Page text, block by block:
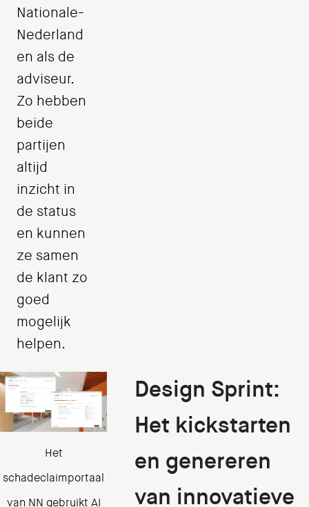
Nationale-
Nederland
en als de
adviseur.
Zo hebben
beide
partijen
altijd
inzicht in
de status
en kunnen
ze samen
de klant zo
goed
mogelijk
helpen.
Het
schadeclaimportaal
van NN gebruikt AI
Design Sprint:
Het kickstarten
en genereren
van innovatieve